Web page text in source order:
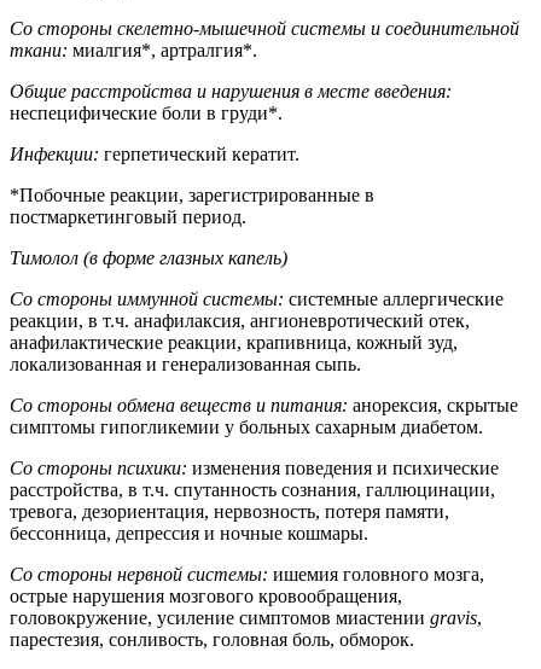
Со стороны скелетно-мышечной системы и соединительной
ткани: миалгия*, артралгия*.
Общие расстройства и нарушения в месте введения:
неспецифические боли в груди*.
Инфекции: герпетический кератит.
*Побочные реакции, зарегистрированные в
постмаркетинговый период.
Тимолол (в форме глазных капель)
Со стороны иммунной системы: системные аллергические
реакции, в т.ч. анафилаксия, ангионевротический отек,
анафилактические реакции, крапивница, кожный зуд,
локализованная и генерализованная сыпь.
Со стороны обмена веществ и питания: анорексия, скрытые
симптомы гипогликемии у больных сахарным диабетом.
Со стороны психики: изменения поведения и психические
расстройства, в т.ч. спутанность сознания, галлюцинации,
тревога, дезориентация, нервозность, потеря памяти,
бессонница, депрессия и ночные кошмары.
Со стороны нервной системы: ишемия головного мозга,
острые нарушения мозгового кровообращения,
головокружение, усиление симптомов миастении gravis,
парестезия, сонливость, головная боль, обморок.